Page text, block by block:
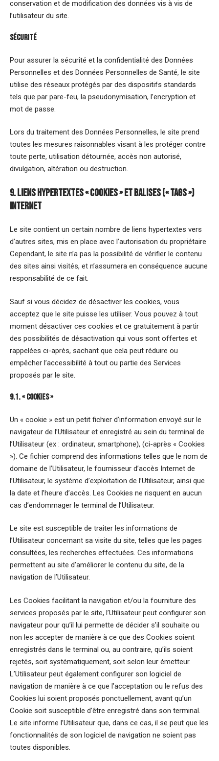
conservation et de modification des données vis à vis de
l’utilisateur du site.
Sécurité
Pour assurer la sécurité et la confidentialité des Données
Personnelles et des Données Personnelles de Santé, le site
utilise des réseaux protégés par des dispositifs standards
tels que par pare-feu, la pseudonymisation, l’encryption et
mot de passe.
Lors du traitement des Données Personnelles, le site prend
toutes les mesures raisonnables visant à les protéger contre
toute perte, utilisation détournée, accès non autorisé,
divulgation, altération ou destruction.
9. Liens hypertextes « cookies » et balises (« tags »)
internet
Le site contient un certain nombre de liens hypertextes vers
d’autres sites, mis en place avec l’autorisation du propriétaire
Cependant, le site n’a pas la possibilité de vérifier le contenu
des sites ainsi visités, et n’assumera en conséquence aucune
responsabilité de ce fait.
Sauf si vous décidez de désactiver les cookies, vous
acceptez que le site puisse les utiliser. Vous pouvez à tout
moment désactiver ces cookies et ce gratuitement à partir
des possibilités de désactivation qui vous sont offertes et
rappelées ci-après, sachant que cela peut réduire ou
empêcher l’accessibilité à tout ou partie des Services
proposés par le site.
9.1. « COOKIES »
Un « cookie » est un petit fichier d’information envoyé sur le
navigateur de l’Utilisateur et enregistré au sein du terminal de
l’Utilisateur (ex : ordinateur, smartphone), (ci-après « Cookies
»). Ce fichier comprend des informations telles que le nom de
domaine de l’Utilisateur, le fournisseur d’accès Internet de
l’Utilisateur, le système d’exploitation de l’Utilisateur, ainsi que
la date et l’heure d’accès. Les Cookies ne risquent en aucun
cas d’endommager le terminal de l’Utilisateur.
Le site est susceptible de traiter les informations de
l’Utilisateur concernant sa visite du site, telles que les pages
consultées, les recherches effectuées. Ces informations
permettent au site d’améliorer le contenu du site, de la
navigation de l’Utilisateur.
Les Cookies facilitant la navigation et/ou la fourniture des
services proposés par le site, l’Utilisateur peut configurer son
navigateur pour qu’il lui permette de décider s’il souhaite ou
non les accepter de manière à ce que des Cookies soient
enregistrés dans le terminal ou, au contraire, qu’ils soient
rejetés, soit systématiquement, soit selon leur émetteur.
L’Utilisateur peut également configurer son logiciel de
navigation de manière à ce que l’acceptation ou le refus des
Cookies lui soient proposés ponctuellement, avant qu’un
Cookie soit susceptible d’être enregistré dans son terminal.
Le site informe l’Utilisateur que, dans ce cas, il se peut que les
fonctionnalités de son logiciel de navigation ne soient pas
toutes disponibles.